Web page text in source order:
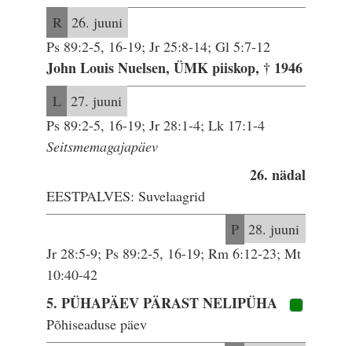
R 26. juuni
Ps 89:2-5, 16-19; Jr 25:8-14; Gl 5:7-12
John Louis Nuelsen, ÜMK piiskop, † 1946
L 27. juuni
Ps 89:2-5, 16-19; Jr 28:1-4; Lk 17:1-4
Seitsmemagajapäev
26. nädal
EESTPALVES: Suvelaagrid
P 28. juuni
Jr 28:5-9; Ps 89:2-5, 16-19; Rm 6:12-23; Mt
10:40-42
5. PÜHAPÄEV PÄRAST NELIPÜHA
Põhiseaduse päev